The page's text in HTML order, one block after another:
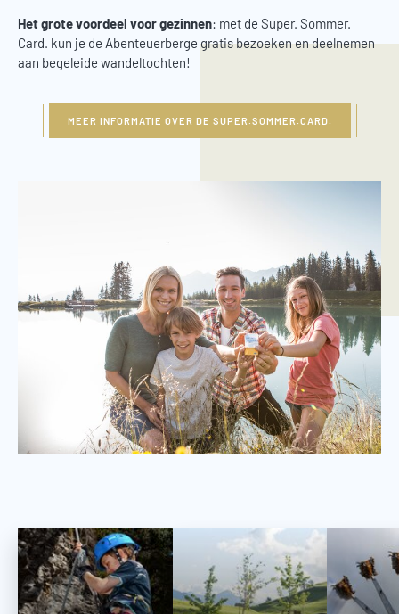
Het grote voordeel voor gezinnen: met de Super. Sommer.
Card. kun je de Abenteuerberge gratis bezoeken en deelnemen
aan begeleide wandeltochten!
MEER INFORMATIE OVER DE SUPER.SOMMER.CARD.